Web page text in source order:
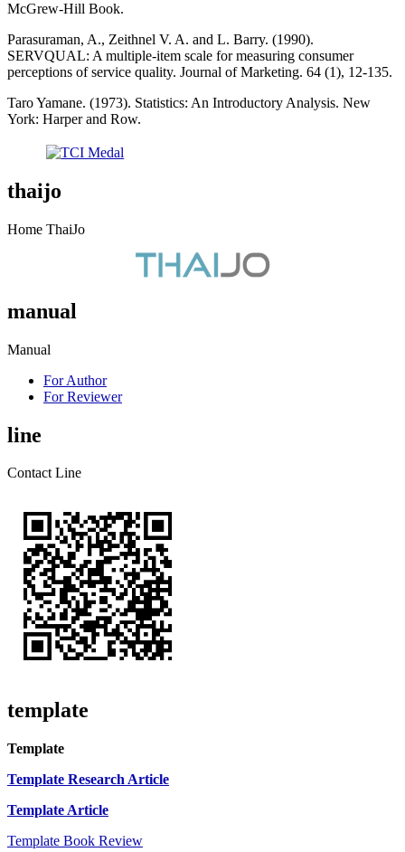
McGrew-Hill Book.
Parasuraman, A., Zeithnel V. A. and L. Barry. (1990).
SERVQUAL: A multiple-item scale for measuring consumer
perceptions of service quality. Journal of Marketing. 64 (1), 12-135.
Taro Yamane. (1973). Statistics: An Introductory Analysis. New
York: Harper and Row.
thaijo
Home ThaiJo
manual
Manual
For Author
For Reviewer
line
Contact Line
template
Template
Template Research Article
Template Article
Template Book Review